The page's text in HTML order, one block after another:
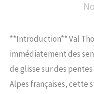
**Introduction** Val
immédiatement des
de glisse sur des
Alpes françaises, cette